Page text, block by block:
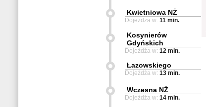
Kwietniowa NŻ
Dojeżdża w: 11 min.
Kosynierów
Gdyńskich
Dojeżdża w: 12 min.
Łazowskiego
Dojeżdża w: 13 min.
Wczesna NŻ
Dojeżdża w: 14 min.